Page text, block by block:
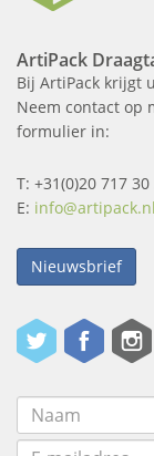
ArtiPack
Bij ArtiPack krijgt
Neem contact op
formulier in:
T: +31(0)20 717 30
E: info@artipack.nl
Nieuwsbrief